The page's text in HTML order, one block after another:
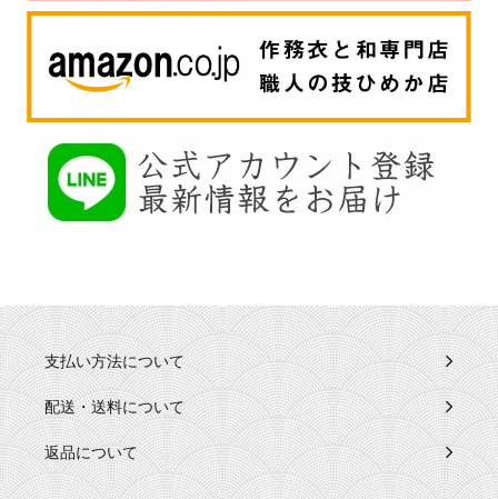
支払い方法について
配送・送料について
返品について